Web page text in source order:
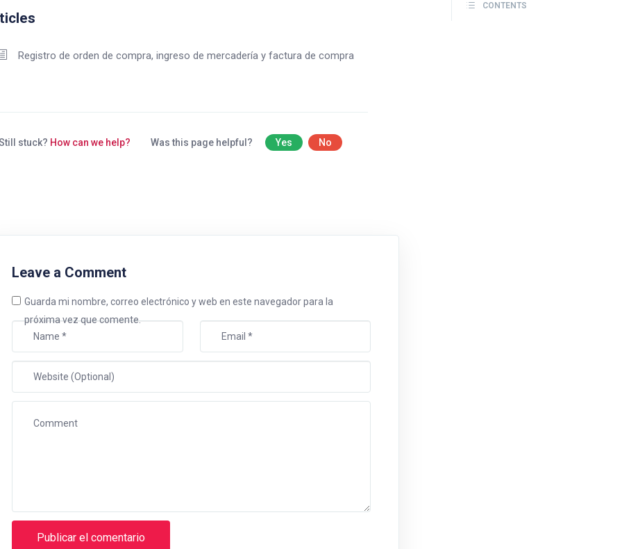
Registro de orden de compra, ingreso de mercadería y factura de compra
stuck? How can we help? Was this page helpful? Yes No
Leave a Comment
Guarda mi nombre, correo electrónico y web en este navegador para la
próxima vez que comente.
CONTENTS